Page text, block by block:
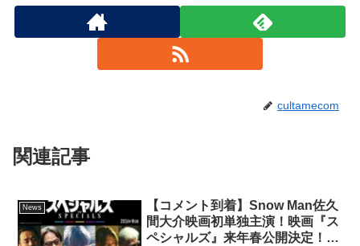
cultamecom
関連記事
News
【コメント到着】Snow Man佐久
間大介映画初単独主演！映画『ス
ペシャルズ』来年春公開決定！椎